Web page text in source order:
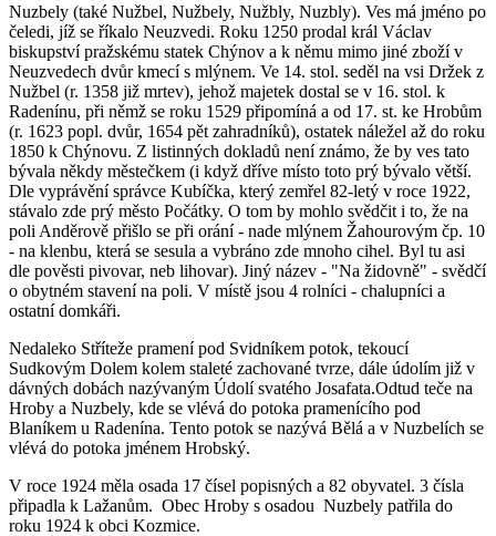
Nuzbely (také Nužbel, Nužbely, Nužbly, Nuzbly). Ves má jméno po
čeledi, jíž se říkalo Neuzvedi. Roku 1250 prodal král Václav
biskupství pražskému statek Chýnov a k němu mimo jiné zboží v
Neuzvedech dvůr kmecí s mlýnem. Ve 14. stol. seděl na vsi Držek z
Nužbel (r. 1358 již mrtev), jehož majetek dostal se v 16. stol. k
Radenínu, při němž se roku 1529 připomíná a od 17. st. ke Hrobům
(r. 1623 popl. dvůr, 1654 pět zahradníků), ostatek náležel až do roku
1850 k Chýnovu. Z listinných dokladů není známo, že by ves tato
bývala někdy městečkem (i když dříve místo toto prý bývalo větší.
Dle vyprávění správce Kubíčka, který zemřel 82-letý v roce 1922,
stávalo zde prý město Počátky. O tom by mohlo svědčit i to, že na
poli Anděrově přišlo se při orání - nade mlýnem Žahourovým čp. 10
- na klenbu, která se sesula a vybráno zde mnoho cihel. Byl tu asi
dle pověsti pivovar, neb lihovar). Jiný název - "Na židovně" - svědčí
o obytném stavení na poli. V místě jsou 4 rolníci - chalupníci a
ostatní domkáři.
Nedaleko Stříteže pramení pod Svidníkem potok, tekoucí
Sudkovým Dolem kolem staleté zachované tvrze, dále údolím již v
dávných dobách nazývaným Údolí svatého Josafata.Odtud teče na
Hroby a Nuzbely, kde se vlévá do potoka pramenícího pod
Blaníkem u Radenína. Tento potok se nazývá Bělá a v Nuzbelích se
vlévá do potoka jménem Hrobský.
V roce 1924 měla osada 17 čísel popisných a 82 obyvatel. 3 čísla
připadla k Lažanům. Obec Hroby s osadou Nuzbely patřila do
roku 1924 k obci Kozmice.